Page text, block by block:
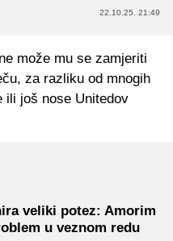
22.10.25. 21:49
može mu se zamjeriti
za razliku od mnogih
ili još nose Unitedov
veliki potez: Amorim
u veznom redu